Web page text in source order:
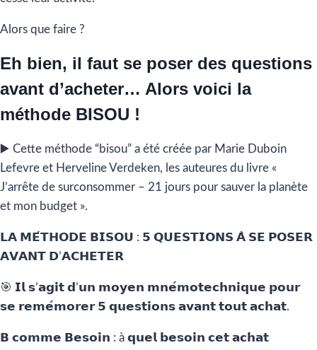
Alors que faire ?
Eh bien, il faut se poser des questions
avant d’acheter… Alors voici la
méthode BISOU !
▶️ Cette méthode “bisou” a été créée par Marie Duboin
Lefevre et Herveline Verdeken, les auteures du livre «
J’arrête de surconsommer – 21 jours pour sauver la planète
et mon budget ».
𝗟𝗔 𝗠𝗘́𝗧𝗛𝗢𝗗𝗘 𝗕𝗜𝗦𝗢𝗨 : 𝟱 𝗤𝗨𝗘𝗦𝗧𝗜𝗢𝗡𝗦 𝗔̀ 𝗦𝗘 𝗣𝗢𝗦𝗘𝗥
𝗔𝗩𝗔𝗡𝗧 𝗗’𝗔𝗖𝗛𝗘𝗧𝗘𝗥
🎯 𝗜𝗹 𝘀’𝗮𝗴𝗶𝘁 𝗱’𝘂𝗻 𝗺𝗼𝘆𝗲𝗻 𝗺𝗻𝗲́𝗺𝗼𝘁𝗲𝗰𝗵𝗻𝗶𝗾𝘂𝗲 𝗽𝗼𝘂𝗿
𝘀𝗲 𝗿𝗲𝗺𝗲́𝗺𝗼𝗿𝗲𝗿 𝟱 𝗾𝘂𝗲𝘀𝘁𝗶𝗼𝗻𝘀 𝗮𝘃𝗮𝗻𝘁 𝘁𝗼𝘂𝘁 𝗮𝗰𝗵𝗮𝘁.
𝗕 𝗰𝗼𝗺𝗺𝗲 𝗕𝗲𝘀𝗼𝗶𝗻 : à 𝗾𝘂𝗲𝗹 𝗯𝗲𝘀𝗼𝗶𝗻 𝗰𝗲𝘁 𝗮𝗰𝗵𝗮𝘁